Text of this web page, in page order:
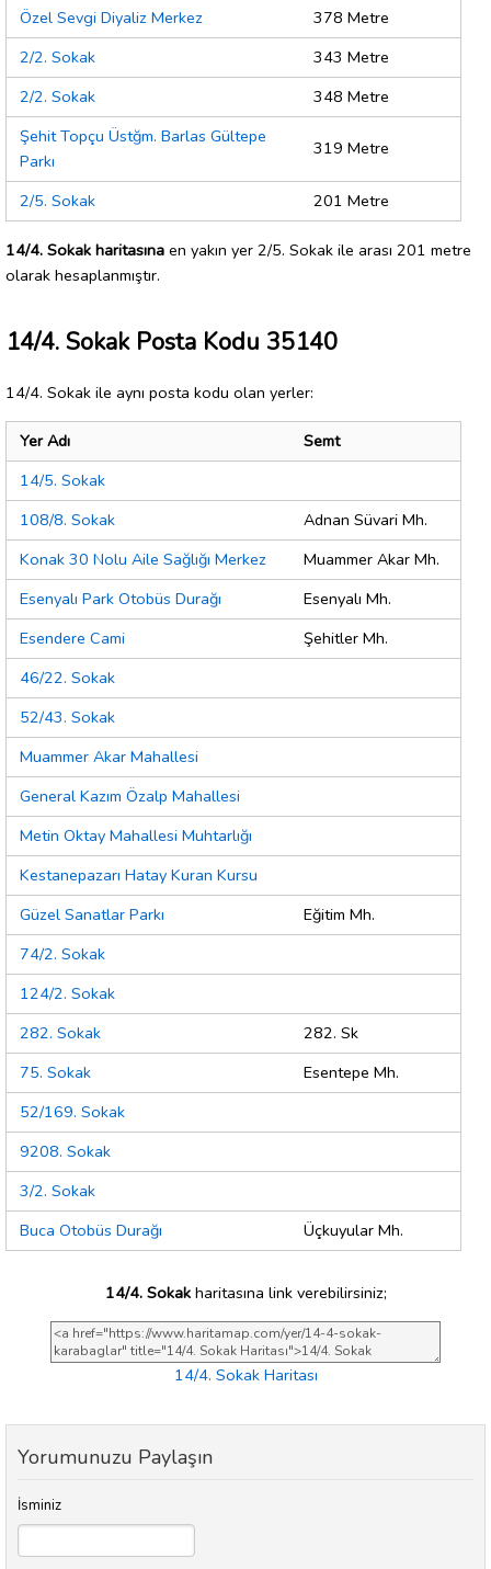
Özel Sevgi Diyaliz Merkez
378 Metre
2/2. Sokak
343 Metre
2/2. Sokak
348 Metre
Şehit Topçu Üstğm. Barlas Gültepe
Parkı
319 Metre
2/5. Sokak 201 Metre
14/4. Sokak haritasına en yakın yer 2/5. Sokak ile arası 201 metre
olarak hesaplanmıştır.
14/4. Sokak Posta Kodu 35140
14/4. Sokak ile aynı posta kodu olan yerler:
Yer Adı
Semt
14/5. Sokak
108/8. Sokak
Adnan Süvari Mh.
Konak 30 Nolu Aile Sağlığı Merkez
Muammer Akar Mh.
Esenyalı Park Otobüs Durağı
Esenyalı Mh.
Esendere Cami
Şehitler Mh.
46/22. Sokak
52/43. Sokak
Muammer Akar Mahallesi
General Kazım Özalp Mahallesi
Metin Oktay Mahallesi Muhtarlığı
Kestanepazarı Hatay Kuran Kursu
Güzel Sanatlar Parkı
Eğitim Mh.
74/2. Sokak
124/2. Sokak
282. Sokak
282. Sk
75. Sokak
Esentepe Mh.
52/169. Sokak
9208. Sokak
3/2. Sokak
Buca Otobüs Durağı
Üçkuyular Mh.
14/4. Sokakharitasına link verebilirsiniz;
14/4. Sokak Haritası
Yorumunuzu Paylaşın
İsminiz